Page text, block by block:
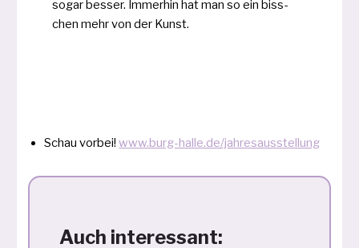
sogar bes­ser. Immerhin hat man so ein biss­
chen mehr von der Kunst.
Schau vor­bei!www.burg-halle.de/jahresausstellung
Auch interessant: